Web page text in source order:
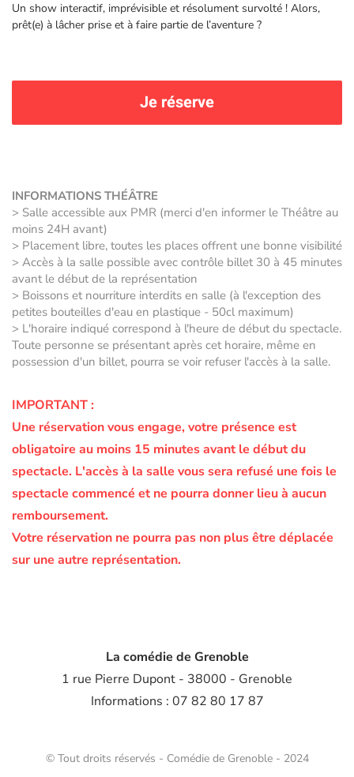
Un show interactif, imprévisible et résolument survolté ! Alors,
prêt(e) à lâcher prise et à faire partie de l’aventure ?
Je réserve
INFORMATIONS THÉÂTRE
> Salle accessible aux PMR (merci d'en informer le Théâtre au
moins 24H avant)
> Placement libre, toutes les places offrent une bonne visibilité
> Accès à la salle possible avec contrôle billet 30 à 45 minutes
avant le début de la représentation
> Boissons et nourriture interdits en salle (à l'exception des
petites bouteilles d'eau en plastique - 50cl maximum)
> L'horaire indiqué correspond à l'heure de début du spectacle.
Toute personne se présentant après cet horaire, même en
possession d'un billet, pourra se voir refuser l'accès à la salle.
IMPORTANT :
Une réservation vous engage, votre présence est
obligatoire au moins 15 minutes avant le début du
spectacle. L'accès à la salle vous sera refusé une fois le
spectacle commencé et ne pourra donner lieu à aucun
remboursement.
Votre réservation ne pourra pas non plus être déplacée
sur une autre représentation.
La comédie de Grenoble
1 rue Pierre Dupont - 38000 - Grenoble
Informations : 07 82 80 17 87
© Tout droits réservés - Comédie de Grenoble - 2024